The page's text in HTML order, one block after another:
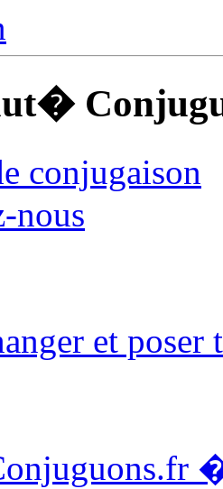
conjugaison
nous
et poser